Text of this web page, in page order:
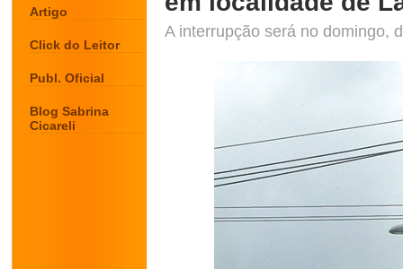
Artigo
Click do Leitor
Publ. Oficial
Blog Sabrina
Cicareli
A interrupção será no domingo,